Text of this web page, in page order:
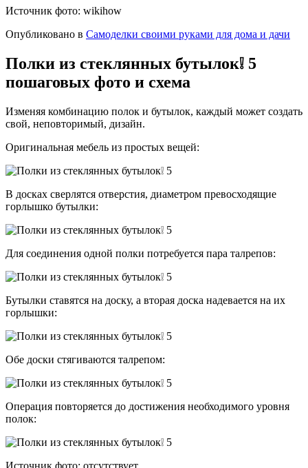
Источник фото: wikihow
Опубликовано в Самоделки своими руками для дома и дачи
Полки из стеклянных бутылок❕ 5
пошаговых фото и схема
Изменяя комбинацию полок и бутылок, каждый может создать
свой, неповторимый, дизайн.
Оригинальная мебель из простых вещей:
В досках сверлятся отверстия, диаметром превосходящие
горлышко бутылки:
Для соединения одной полки потребуется пара талрепов:
Бутылки ставятся на доску, а вторая доска надевается на их
горлышки:
Обе доски стягиваются талрепом:
Операция повторяется до достижения необходимого уровня
полок:
Источник фото: отсутствует